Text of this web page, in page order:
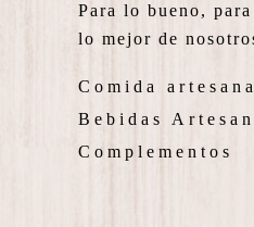
Para lo bueno,
lo mejor de
Comida
Bebidas
Complementos